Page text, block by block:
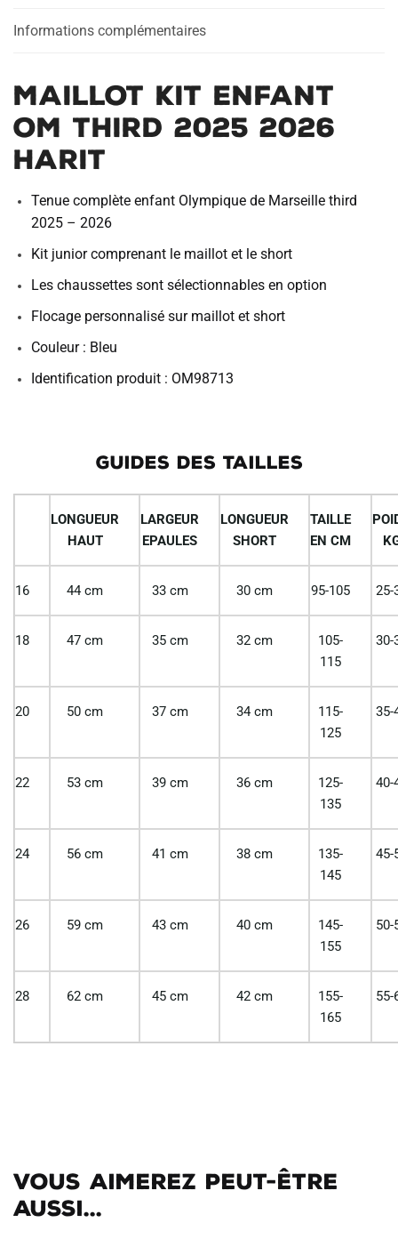
Harit
Informations complémentaires
Maillot Kit Enfant
OM Third 2025 2026
Harit
Tenue complète enfant Olympique de Marseille third
2025 – 2026
Kit junior comprenant le maillot et le short
Les chaussettes sont sélectionnables en option
Flocage personnalisé sur maillot et short
Couleur : Bleu
Identification produit : OM98713
GUIDES DES TAILLES
LONGUEUR
HAUT
LARGEUR
EPAULES
LONGUEUR
SHORT
TAILLE
EN CM
16 44 cm 33 cm 30 cm 95-105 25-
18 47 cm 35 cm 32 cm
105-
115
30-
20 50 cm 37 cm 34 cm
115-
125
35-
22 53 cm 39 cm 36 cm
125-
135
40-
24 56 cm 41 cm 38 cm
135-
145
45-
26 59 cm 43 cm 40 cm
145-
155
50-
28 62 cm 45 cm 42 cm
155-
165
55-
Vous aimerez peut-être
aussi...